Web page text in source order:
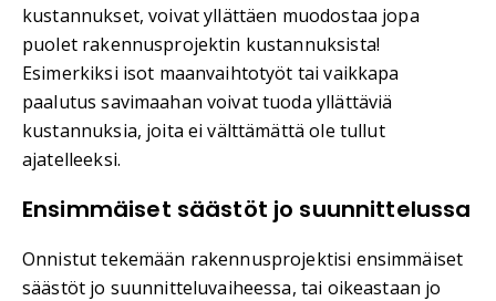
kustannukset, voivat yllättäen muodostaa jopa
puolet rakennusprojektin kustannuksista!
Esimerkiksi isot maanvaihtotyöt tai vaikkapa
paalutus savimaahan voivat tuoda yllättäviä
kustannuksia, joita ei välttämättä ole tullut
ajatelleeksi.
Ensimmäiset säästöt jo suunnittelussa
Onnistut tekemään rakennusprojektisi ensimmäiset
säästöt jo suunnitteluvaiheessa, tai oikeastaan jo